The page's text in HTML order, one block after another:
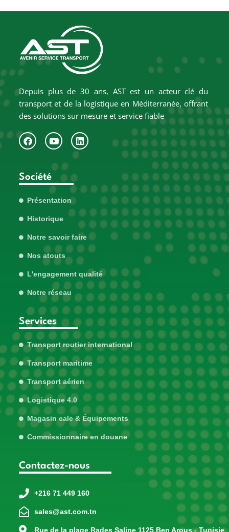
Depuis plus de 30 ans, AST est un acteur clé du
transport et de la logistique en Méditerranée, offrant
des solutions sur mesure et service fiable
Société
Présentation
Historique
Notre savoir faire
Nos atouts
L'engagement qualité
Notre réseau
Services
Transport routier international
Transport maritime
Transport aérien
Logistique 4.0
Magasin cale & Équipements
Commissionnaire en douane
Contactez-nous
+216 71 449 160
sales@ast.com.tn
Rue de la plage Rades Saline 1125 Ben Arous - Tunisie